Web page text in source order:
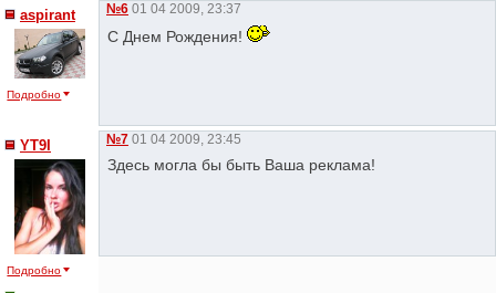
aspirant
Подробно
№6 01 04 2009, 23:37
С Днем Рождения!
YT9I
Подробно
№7 01 04 2009, 23:45
Здесь могла бы быть Ваша реклама!